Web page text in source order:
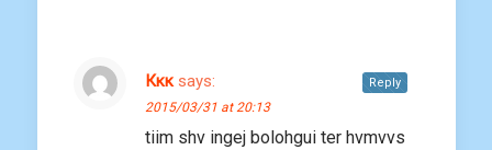
Ккк says:
2015/03/31 at 20:13
tiim shv ingej bolohgui ter hvmvvs
Reply